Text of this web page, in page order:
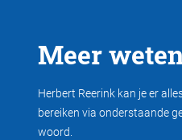
Meer
Herbert Reerink kan je er
bereiken via onderstaande
woord.